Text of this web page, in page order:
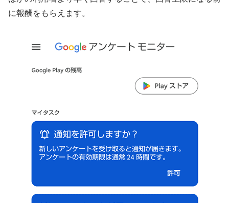
に報酬をもらえます。